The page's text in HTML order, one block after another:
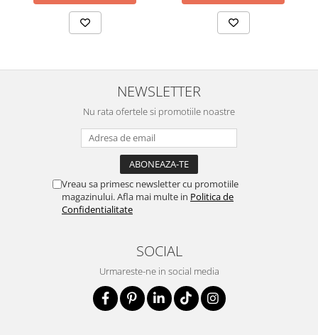
NEWSLETTER
Nu rata ofertele si promotiile noastre
Vreau sa primesc newsletter cu promotiile
magazinului. Afla mai multe in Politica de
Confidentialitate
SOCIAL
Urmareste-ne in social media